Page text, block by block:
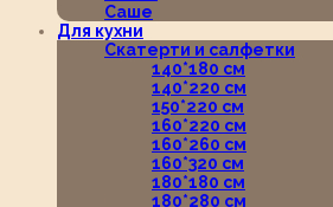
Саше
Для кухни
Скатерти и салфетки
140*180 см
140*220 см
150*220 см
160*220 см
160*260 см
160*320 см
180*180 см
180*280 см